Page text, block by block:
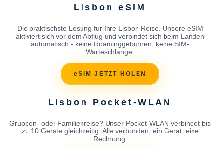
Lisbon eSIM
Die praktischste Losung fur Ihre Lisbon Reise. Unsere eSIM
aktiviert sich vor dem Abflug und verbindet sich beim Landen
automatisch - keine Roaminggebuhren, keine SIM-
Warteschlange.
eSIM JETZT HOLEN
Lisbon Pocket-WLAN
Gruppen- oder Familienreise? Unser Pocket-WLAN verbindet bis
zu 10 Gerate gleichzeitig. Alle verbunden, ein Gerat, eine
Rechnung.